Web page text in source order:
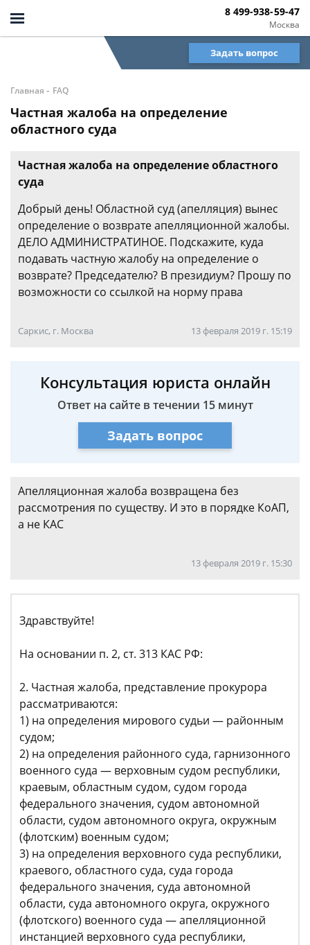
Москва
8 499-938-59-47
Задать вопрос
Главная - FAQ
Частная жалоба на определение
областного суда
Частная жалоба на определение областного
суда
Добрый день! Областной суд (апелляция) вынес
определение о возврате апелляционной жалобы.
ДЕЛО АДМИНИСТРАТИНОЕ. Подскажите, куда
подавать частную жалобу на определение о
возврате? Председателю? В президиум? Прошу по
возможности со ссылкой на норму права
Саркис, г. Москва 13 февраля 2019 г. 15:19
Консультация юриста онлайн
Ответ на сайте в течении 15 минут
Задать вопрос
Апелляционная жалоба возвращена без
рассмотрения по существу. И это в порядке КоАП,
а не КАС
13 февраля 2019 г. 15:30
Здравствуйте!
На основании п. 2, ст. 313 КАС РФ:
2. Частная жалоба, представление прокурора
рассматриваются:
1) на определения мирового судьи — районным
судом;
2) на определения районного суда, гарнизонного
военного суда — верховным судом республики,
краевым, областным судом, судом города
федерального значения, судом автономной
области, судом автономного округа, окружным
(флотским) военным судом;
3) на определения верховного суда республики,
краевого, областного суда, суда города
федерального значения, суда автономной
области, суда автономного округа, окружного
(флотского) военного суда — апелляционной
инстанцией верховного суда республики,